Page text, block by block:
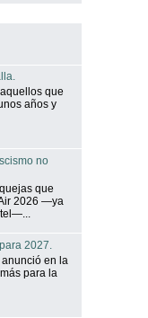
que
años y
no
que
2026 —ya
2027.
en la
para la